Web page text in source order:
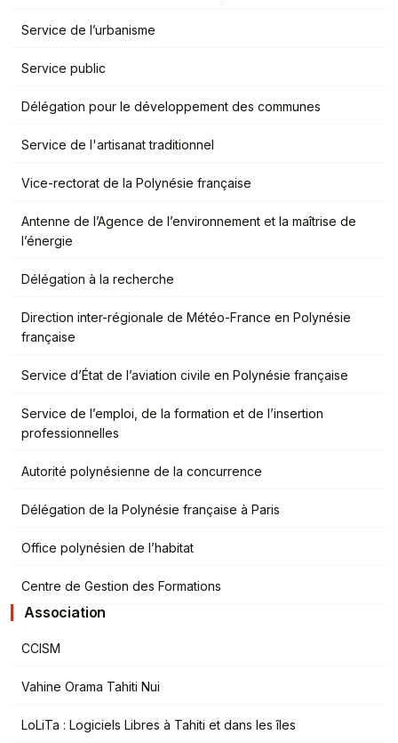
Service de l’urbanisme
Service public
Délégation pour le développement des communes
Service de l'artisanat traditionnel
Vice-rectorat de la Polynésie française
Antenne de l’Agence de l’environnement et la maîtrise de
l’énergie
Délégation à la recherche
Direction inter-régionale de Météo-France en Polynésie
française
Service d’État de l’aviation civile en Polynésie française
Service de l’emploi, de la formation et de l’insertion
professionnelles
Autorité polynésienne de la concurrence
Délégation de la Polynésie française à Paris
Office polynésien de l’habitat
Centre de Gestion des Formations
Association
CCISM
Vahine Orama Tahiti Nui
LoLiTa : Logiciels Libres à Tahiti et dans les îles